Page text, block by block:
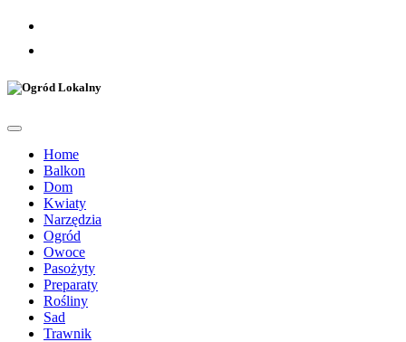
Home
Balkon
Dom
Kwiaty
Narzędzia
Ogród
Owoce
Pasożyty
Preparaty
Rośliny
Sad
Trawnik